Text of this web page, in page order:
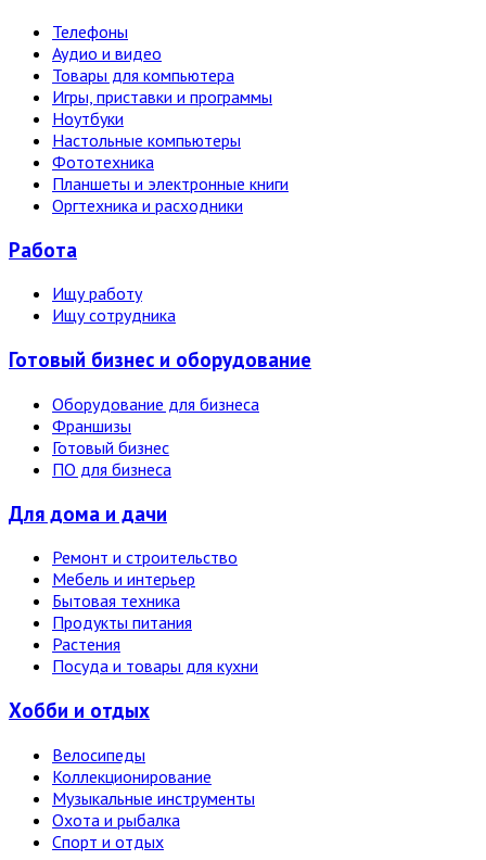
Телефоны
Аудио и видео
Товары для компьютера
Игры, приставки и программы
Ноутбуки
Настольные компьютеры
Фототехника
Планшеты и электронные книги
Оргтехника и расходники
Работа
Ищу работу
Ищу сотрудника
Готовый бизнес и оборудование
Оборудование для бизнеса
Франшизы
Готовый бизнес
ПО для бизнеса
Для дома и дачи
Ремонт и строительство
Мебель и интерьер
Бытовая техника
Продукты питания
Растения
Посуда и товары для кухни
Хобби и отдых
Велосипеды
Коллекционирование
Музыкальные инструменты
Охота и рыбалка
Спорт и отдых